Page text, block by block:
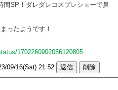
間SP！ダレダレコスプレショーで鼻
ったようです！
1702260902056120805
09/16(Sat) 21:52